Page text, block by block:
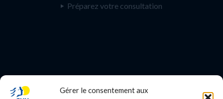
Gérer le consentement aux
Préparez votre consultation
PROFESSIONNEL DE SANTE